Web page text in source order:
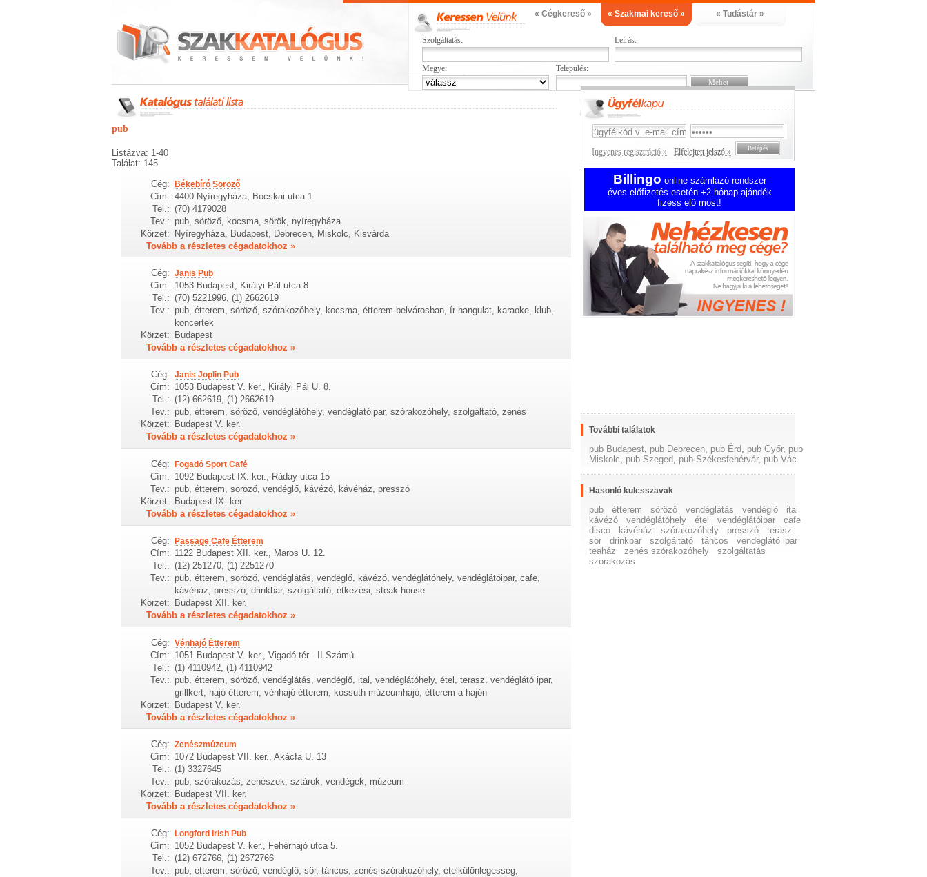
« Cégkereső » « Szakmai kereső » « Tudástár »
Szolgáltatás: Leírás:
Megye: Település:
pub
Listázva: 1-40
Találat: 145
Cég: Békebíró Söröző
Cím: 4400 Nyíregyháza, Bocskai utca 1
Tel.: (70) 4179028
Tev.: pub, söröző, kocsma, sörök, nyíregyháza
Körzet: Nyíregyháza, Budapest, Debrecen, Miskolc, Kisvárda
Tovább a részletes cégadatokhoz »
Cég: Janis Pub
Cím: 1053 Budapest, Királyi Pál utca 8
Tel.: (70) 5221996, (1) 2662619
Tev.: pub, étterem, söröző, szórakozóhely, kocsma, étterem belvárosban, ír hangulat, karaoke, klub,
koncertek
Körzet:
Budapest
Tovább a részletes cégadatokhoz »
Cég: Janis Joplin Pub
Cím: 1053 Budapest V. ker., Királyi Pál U. 8.
Tel.: (12) 662619, (1) 2662619
Tev.: pub, étterem, söröző, vendéglátóhely, vendéglátóipar, szórakozóhely, szolgáltató, zenés
Körzet:
Budapest V. ker.
Tovább a részletes cégadatokhoz »
Cég: Fogadó Sport Café
Cím: 1092 Budapest IX. ker., Ráday utca 15
Tev.: pub, étterem, söröző, vendéglő, kávézó, kávéház, presszó
Körzet:
Budapest IX. ker.
Tovább a részletes cégadatokhoz »
Cég: Passage Cafe Étterem
Cím: 1122 Budapest XII. ker., Maros U. 12.
Tel.: (12) 251270, (1) 2251270
Tev.: pub, étterem, söröző, vendéglátás, vendéglő, kávézó, vendéglátóhely, vendéglátóipar, cafe,
kávéház, presszó, drinkbar, szolgáltató, étkezési, steak house
Körzet:
Budapest XII. ker.
Tovább a részletes cégadatokhoz »
Cég: Vénhajó Étterem
Cím: 1051 Budapest V. ker., Vigadó tér - II.Számú
Tel.: (1) 4110942, (1) 4110942
Tev.: pub, étterem, söröző, vendéglátás, vendéglő, ital, vendéglátóhely, étel, terasz, vendéglátó ipar,
grillkert, hajó étterem, vénhajó étterem, kossuth múzeumhajó, étterem a hajón
Körzet: Budapest V. ker.
Tovább a részletes cégadatokhoz »
Cég: Zenészmúzeum
Cím: 1072 Budapest VII. ker., Akácfa U. 13
Tel.: (1) 3327645
Tev.: pub, szórakozás, zenészek, sztárok, vendégek, múzeum
Körzet:
Budapest VII. ker.
Tovább a részletes cégadatokhoz »
Cég: Longford Irish Pub
Cím: 1052 Budapest V. ker., Fehérhajó utca 5.
Tel.: (12) 672766, (1) 2672766
Tev.: pub, étterem, söröző, vendéglő, sör, táncos, zenés szórakozóhely, ételkülönlegesség,
Ingyenes regisztráció » Elfelejtett jelszó »
Billingo online számlázó rendszer
éves előfizetés esetén +2 hónap ajándék
fizess elő most!
További találatok
pub Budapest, pub Debrecen, pub Érd, pub Győr, pub
Miskolc, pub Szeged, pub Székesfehérvár, pub Vác
Hasonló kulcsszavak
pub étterem söröző vendéglátás vendéglő
ital
kávézó
vendéglátóhely étel vendéglátóipar
cafe
disco
kávéház szórakozóhely presszó
terasz
sör
drinkbar szolgáltató táncos
vendéglátó ipar
teaház
zenés szórakozóhely
szolgáltatás
szórakozás